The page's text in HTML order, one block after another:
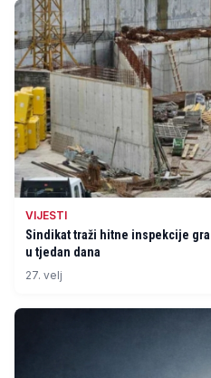
VIJESTI
Sindikat traži hitne inspekcije
u tjedan dana
27. velj